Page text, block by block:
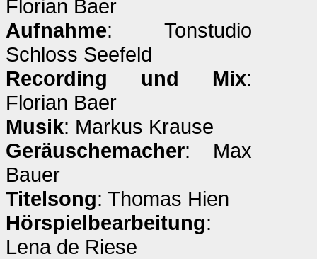
Florian Baer
Aufnahme: Tonstudio
Schloss Seefeld
Recording und Mix:
Florian Baer
Musik: Markus Krause
Geräuschemacher: Max
Bauer
Titelsong: Thomas Hien
Hörspielbearbeitung:
Lena de Riese